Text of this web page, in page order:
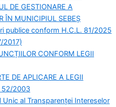
DE GESTIONARE A
ÎN MUNICIPIUL SEBEȘ
publice conform H.C.L. 81/2025
2017)
CONFORM LEGII
DE APLICARE A LEGII
52/2003
Unic al Transparenței Intereselor